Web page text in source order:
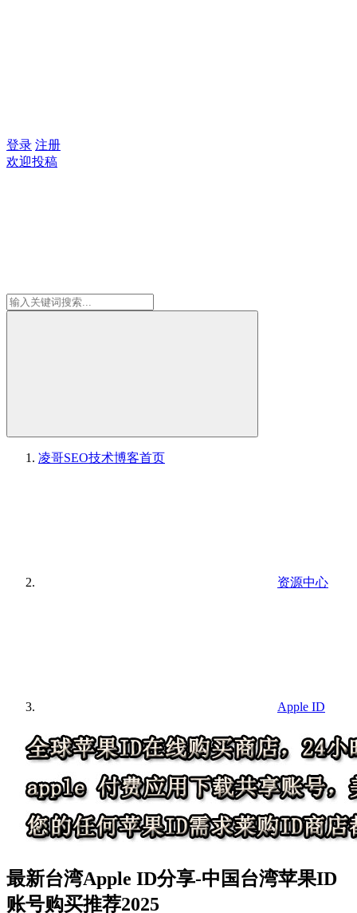
登录 注册
欢迎投稿
凌哥SEO技术博客首页
资源中心
Apple ID
最新台湾Apple ID分享-中国台湾苹果ID
账号购买推荐2025